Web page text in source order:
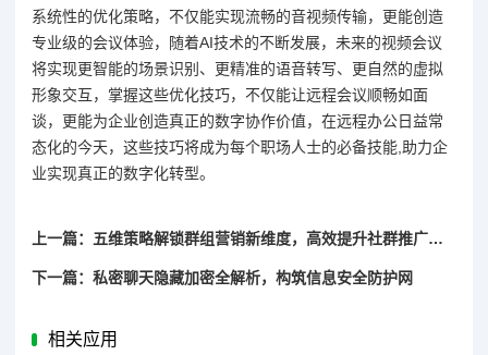
系统性的优化策略，不仅能实现流畅的音视频传输，更能创造
专业级的会议体验，随着AI技术的不断发展，未来的视频会议
将实现更智能的场景识别、更精准的语音转写、更自然的虚拟
形象交互，掌握这些优化技巧，不仅能让远程会议顺畅如面
谈，更能为企业创造真正的数字协作价值，在远程办公日益常
态化的今天，这些技巧将成为每个职场人士的必备技能,助力企
业实现真正的数字化转型。
上一篇：五维策略解锁群组营销新维度，高效提升社群推广效果
下一篇：私密聊天隐藏加密全解析，构筑信息安全防护网
相关应用